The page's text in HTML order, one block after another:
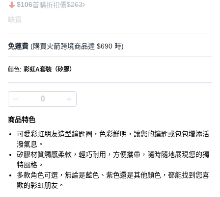
$106首購折扣價$263
缺貨
免運費 (購買火箭跨境商品達 $690 時)
顏色: 彩虹A套裝（矽膠）
商品特色
可愛彩虹朋友造型鑰匙圈，色彩鮮明，讓您的鑰匙或包包增添活
潑氣息。
矽膠材質觸感柔軟，輕巧耐用，方便攜帶，隨時隨地展現您的獨
特風格。
多款角色可選，無論是藍色、紫色還是其他顏色，都能找到您喜
歡的彩虹朋友。